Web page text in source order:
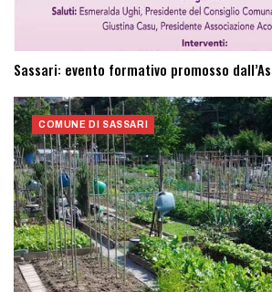
Sassari: evento formativo promosso
COMUNE DI SASSARI